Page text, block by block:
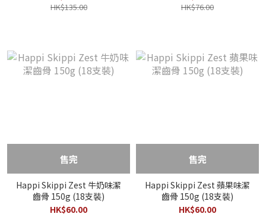
HK$135.00 HK$76.00
售完
Happi Skippi Zest 牛奶味潔
齒骨 150g (18支裝)
HK$60.00
售完
Happi Skippi Zest 蘋果味潔
齒骨 150g (18支裝)
HK$60.00